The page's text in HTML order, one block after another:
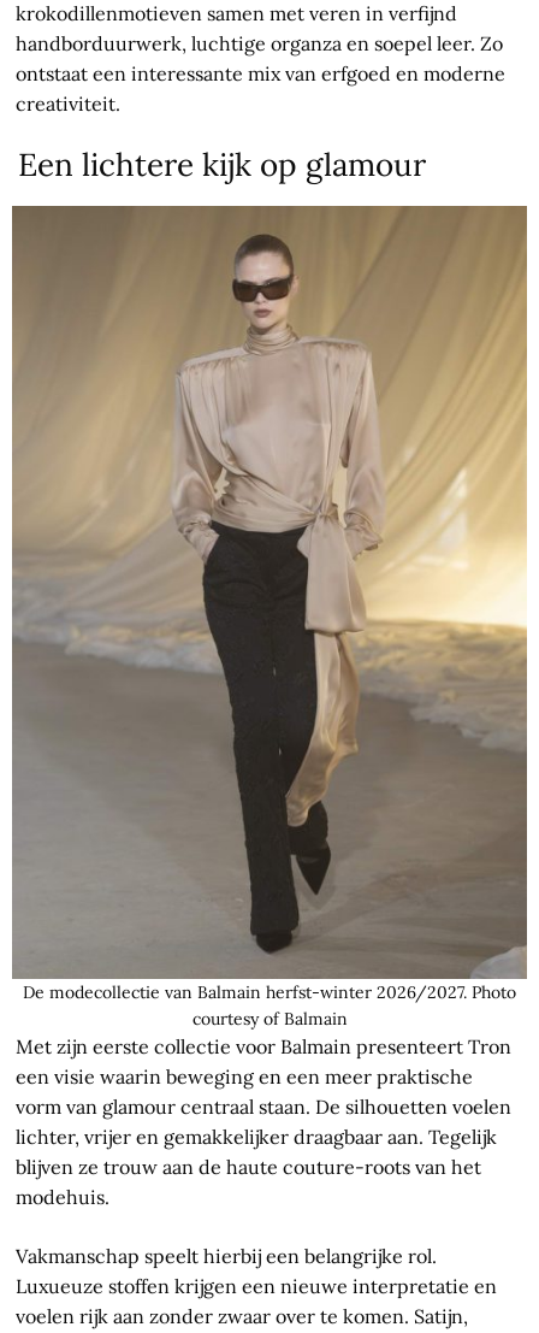
krokodillenmotieven samen met veren in verfijnd
handborduurwerk, luchtige organza en soepel leer. Zo
ontstaat een interessante mix van erfgoed en moderne
creativiteit.
Een lichtere kijk op glamour
De modecollectie van Balmain herfst-winter 2026/2027. Photo
courtesy of Balmain
Met zijn eerste collectie voor Balmain presenteert Tron
een visie waarin beweging en een meer praktische
vorm van glamour centraal staan. De silhouetten voelen
lichter, vrijer en gemakkelijker draagbaar aan. Tegelijk
blijven ze trouw aan de haute couture-roots van het
modehuis.
Vakmanschap speelt hierbij een belangrijke rol.
Luxueuze stoffen krijgen een nieuwe interpretatie en
voelen rijk aan zonder zwaar over te komen. Satijn,